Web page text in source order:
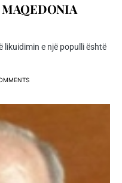
likuidimin e një populli është